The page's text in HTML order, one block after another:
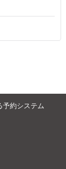
予約システム